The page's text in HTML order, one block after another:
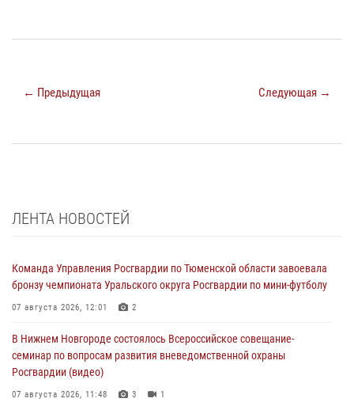
← Предыдущая Следующая →
ЛЕНТА НОВОСТЕЙ
Команда Управления Росгвардии по Тюменской области завоевала
бронзу чемпионата Уральского округа Росгвардии по мини-футболу
07 августа 2026, 12:01 2
В Нижнем Новгороде состоялось Всероссийское совещание-
семинар по вопросам развития вневедомственной охраны
Росгвардии (видео)
07 августа 2026, 11:48 3 1